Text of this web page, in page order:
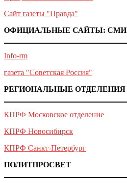
Сайт газеты "Правда"
ОФИЦИАЛЬНЫЕ САЙТЫ: СМИ
Info-rm
газета "Советская Россия"
РЕГИОНАЛЬНЫЕ ОТДЕЛЕНИЯ
КПРФ Московское отделение
КПРФ Новосибирск
КПРФ Санкт-Петербург
ПОЛИТПРОСВЕТ